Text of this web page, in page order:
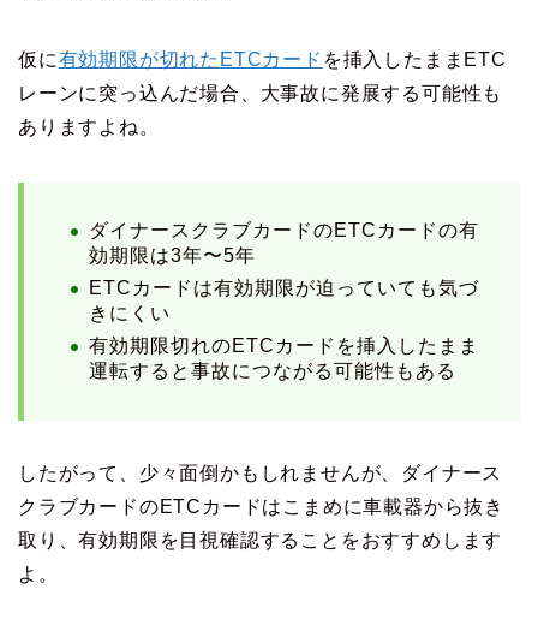
仮に有効期限が切れたETCカード を挿入したままETC
レーンに突っ込んだ場合、大事故に発展する可能性も
ありますよね。
ダイナースクラブカードのETCカードの有
効期限は3年〜5年
ETCカードは有効期限が迫っていても気づ
きにくい
有効期限切れのETCカードを挿入したまま
運転すると事故につながる可能性もある
したがって、少々面倒かもしれませんが、ダイナース
クラブカードのETCカードはこまめに車載器から抜き
取り、有効期限を目視確認することをおすすめします
よ。